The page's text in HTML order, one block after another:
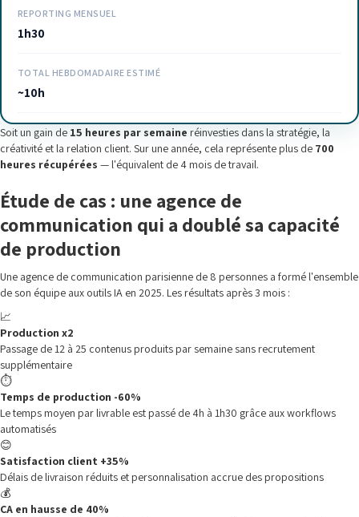
REPORTING MENSUEL
1h30
TOTAL HEBDOMADAIRE ESTIMÉ
~10h
Soit un gain de 15 heures par semaine réinvesties dans la stratégie, la
créativité et la relation client. Sur une année, cela représente plus de 700
heures récupérées — l'équivalent de 4 mois de travail.
Étude de cas : une agence de
communication qui a doublé sa capacité
de production
Une agence de communication parisienne de 8 personnes a formé l'ensemble
de son équipe aux outils IA en 2025. Les résultats après 3 mois :
📈
Production x2
Passage de 12 à 25 contenus produits par semaine sans recrutement
supplémentaire
⏱️
Temps de production -60%
Le temps moyen par livrable est passé de 4h à 1h30 grâce aux workflows
automatisés
😊
Satisfaction client +35%
Délais de livraison réduits et personnalisation accrue des propositions
💰
CA en hausse de 40%